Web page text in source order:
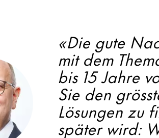
«Die gute
mit dem
bis 15 Jahre
Sie den
Lösungen zu
später wird: